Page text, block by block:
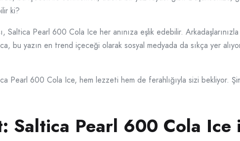
ki?
Saltica Pearl 600 Cola Ice her anınıza eşlik edebilir.
bu yazın en trend içeceği olarak sosyal medyada da sıkça yer
Pearl 600 Cola Ice, hem lezzeti hem de ferahlığıyla sizi bekliyor.
Saltica Pearl 600 Cola Ice